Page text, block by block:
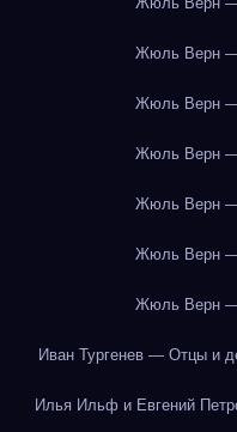
Жюль Верн —
Жюль Верн —
Жюль Верн —
Жюль Верн —
Жюль Верн —
Жюль Верн —
Иван Тургенев — Отцы и
Илья Ильф и Евгений